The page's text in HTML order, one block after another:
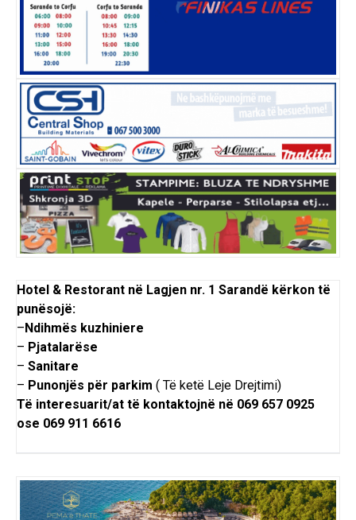
Hotel & Restorant në Lagjen nr. 1 Sarandë kërkon të
punësojë:
–Ndihmës kuzhiniere
– Pjatalarëse
– Sanitare
– Punonjës për parkim ( Të ketë Leje Drejtimi)
Të interesuarit/at të kontaktojnë në 069 657 0925
ose 069 911 6616